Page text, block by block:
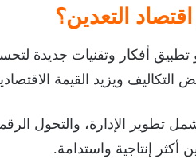
التعدين؟
تطبيق أفكار وتقنيات جديدة
التكاليف ويزيد القيمة
تطوير الإدارة، والتحول
أكثر إنتاجية واستدامة.